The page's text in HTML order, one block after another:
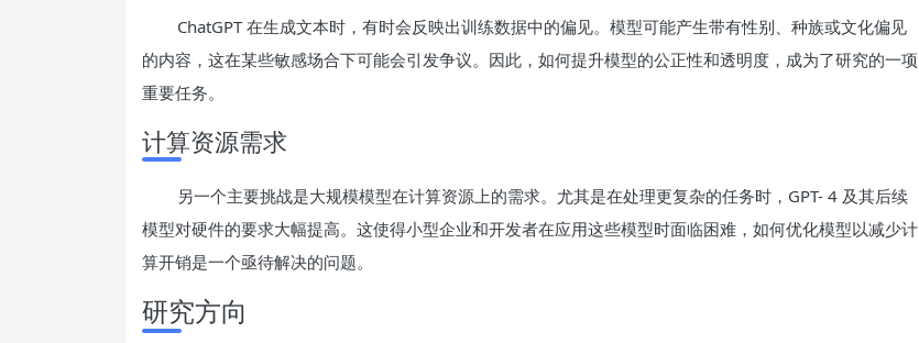
ChatGPT 在生成文本时，有时会反映出训练数据中的偏见。模型可能产生带有性别、种族或文化偏见
的内容，这在某些敏感场合下可能会引发争议。因此，如何提升模型的公正性和透明度，成为了研究的一项
重要任务。
计算资源需求
另一个主要挑战是大规模模型在计算资源上的需求。尤其是在处理更复杂的任务时，GPT- 4 及其后续
模型对硬件的要求大幅提高。这使得小型企业和开发者在应用这些模型时面临困难，如何优化模型以减少计
算开销是一个亟待解决的问题。
研究方向